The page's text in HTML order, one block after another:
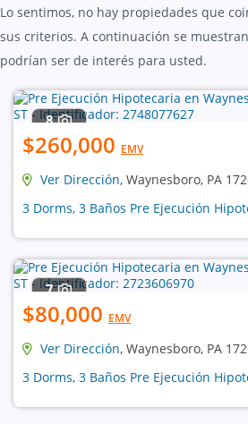
Lo sentimos, no hay propiedades que
sus criterios. A continuación se
podrían ser de interés para usted.
8
$260,000 EMV
Ver Dirección, Waynesboro, PA
3 Dorms, 3 Baños Pre Ejecución
7
$80,000 EMV
Ver Dirección, Waynesboro, PA
3 Dorms, 3 Baños Pre Ejecución